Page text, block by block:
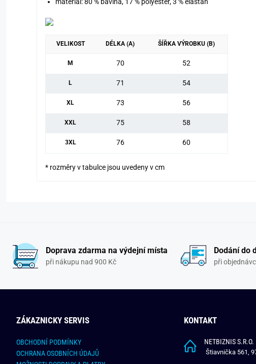
materiál: 80 % bavlna, 17 % polyester, 3 % elastan
VELIKOST DÉLKA (A) ŠÍŘKA VÝROBKU (B)
M 70 52
L 71 54
XL 73 56
XXL 75 58
3XL 76 60
* rozměry v tabulce jsou uvedeny v cm
Doprava zdarma na výdejní místa
při nákupu nad 900 Kč
Dodání do
při
ZÁKAZNICKY SERVIS
OBCHODNÍ PODMÍNKY
OCHRANA OSOBNÍCH ÚDAJŮ
KONTAKT
NETBIZNIS S.R.O.
Štiavnička 561,